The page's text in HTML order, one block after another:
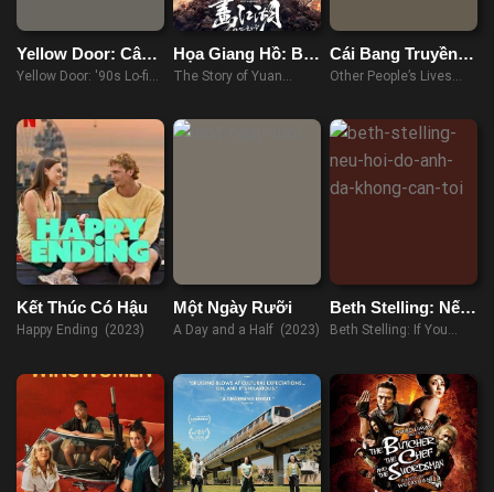
Yellow Door: Câu
Lạc Bộ Phim Hàn
Yellow Door: '90s Lo-fi
Họa Giang Hồ: Bất
Lương Soái
The Story of Yuan
Cái Bang Truyền
Thuyết
Other People’s Lives
Kết Thúc Có Hậu
Happy Ending (2023)
Một Ngày Rưỡi
A Day and a Half (2023)
Beth Stelling: Nếu
Hồi Đó Anh Đã
Beth Stelling: If You
(2023)